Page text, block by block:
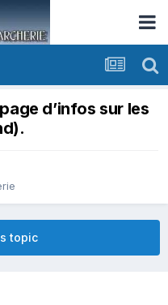
d’infos sur les
topic